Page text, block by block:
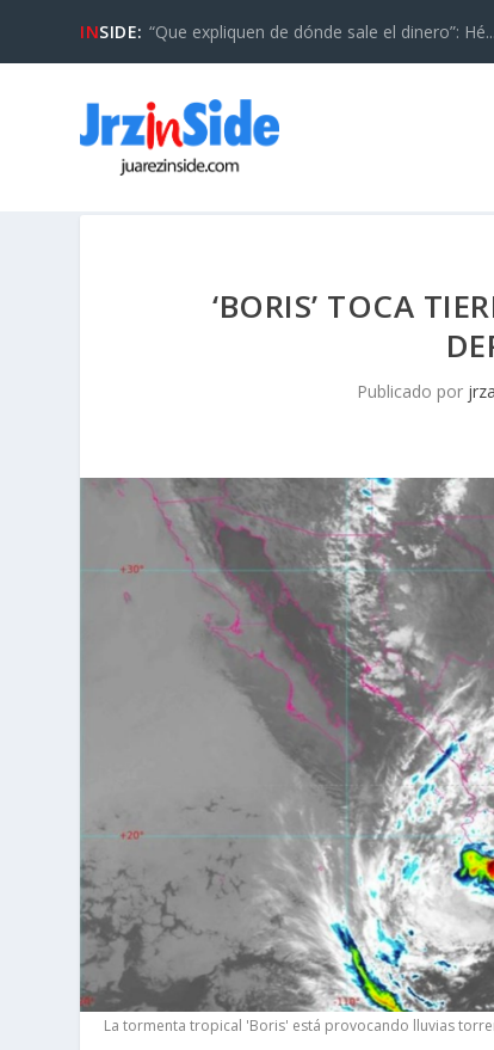
INSIDE: “Que expliquen de dónde sale el dinero”: Hé...
‘BORIS’ TOCA
Publicado por
La tormenta tropical 'Boris' está provocando lluvias